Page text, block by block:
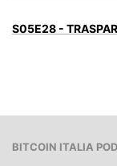
S05E28 -
BITCOIN ITALIA